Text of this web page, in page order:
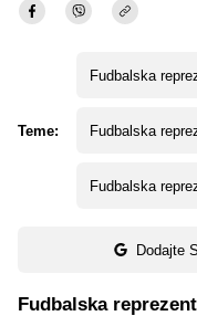
Teme:
Fudbalska
Fudbalska
Fudbalska
Dodajte
Fudbalska